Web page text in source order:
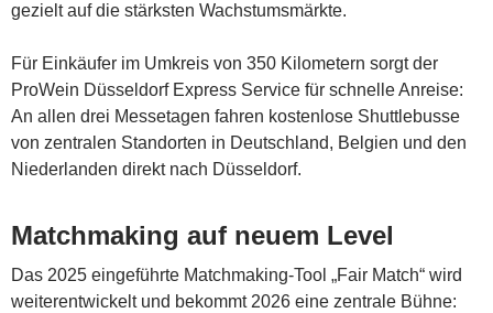
gezielt auf die stärksten Wachstumsmärkte.
Für Einkäufer im Umkreis von 350 Kilometern sorgt der
ProWein Düsseldorf Express Service für schnelle Anreise:
An allen drei Messetagen fahren kostenlose Shuttlebusse
von zentralen Standorten in Deutschland, Belgien und den
Niederlanden direkt nach Düsseldorf.
Matchmaking auf neuem Level
Das 2025 eingeführte Matchmaking-Tool „Fair Match“ wird
weiterentwickelt und bekommt 2026 eine zentrale Bühne: